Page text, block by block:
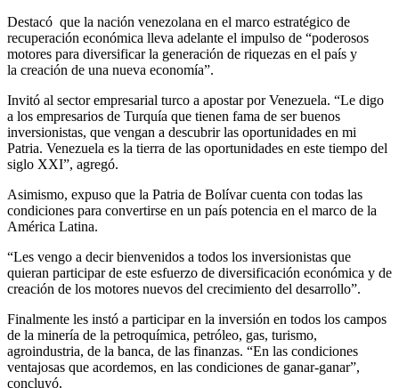
Destacó que la nación venezolana en el marco estratégico de
recuperación económica lleva adelante el impulso de “poderosos
motores para diversificar la generación de riquezas en el país y
la creación de una nueva economía”.
Invitó al sector empresarial turco a apostar por Venezuela. “Le digo
a los empresarios de Turquía que tienen fama de ser buenos
inversionistas, que vengan a descubrir las oportunidades en mi
Patria. Venezuela es la tierra de las oportunidades en este tiempo del
siglo XXI”, agregó.
Asimismo, expuso que la Patria de Bolívar cuenta con todas las
condiciones para convertirse en un país potencia en el marco de la
América Latina.
“Les vengo a decir bienvenidos a todos los inversionistas que
quieran participar de este esfuerzo de diversificación económica y de
creación de los motores nuevos del crecimiento del desarrollo”.
Finalmente les instó a participar en la inversión en todos los campos
de la minería de la petroquímica, petróleo, gas, turismo,
agroindustria, de la banca, de las finanzas. “En las condiciones
ventajosas que acordemos, en las condiciones de ganar-ganar”,
concluyó.